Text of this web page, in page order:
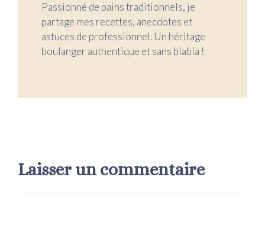
Passionné de pains traditionnels, je
partage mes recettes, anecdotes et
astuces de professionnel. Un héritage
boulanger authentique et sans blabla !
Laisser un commentaire